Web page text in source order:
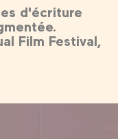
d'écriture
Film Festival,